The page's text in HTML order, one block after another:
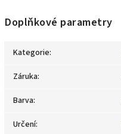
Doplňkové parametry
Kategorie:
Záruka:
Barva:
Určení: